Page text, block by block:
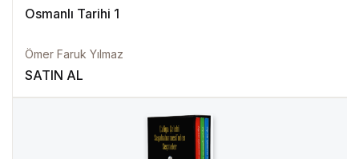
Osmanlı Tarihi 1
Ömer Faruk Yılmaz
SATIN AL